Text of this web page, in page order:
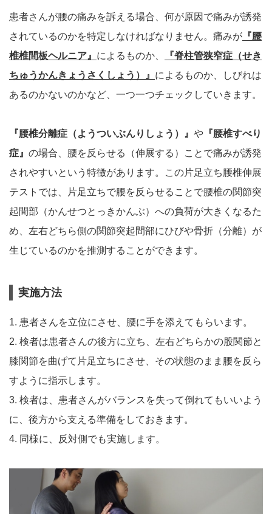
患者さんが腰の痛みを訴える場合、何が原因で痛みが誘発
されているのかを特定しなければなりません。痛みが 『腰
椎椎間板ヘルニア』 によるものか、
『脊柱管狭窄症（せき
ちゅうかんきょうさくしょう）』 によるものか、しびれは
あるのかないのかなど、一つ一つチェックしていきます。
『腰椎分離症（ようついぶんりしょう）』 や 『腰椎すべり
症』 の場合、腰を反らせる（伸展する）ことで痛みが誘発
されやすいという特徴があります。この片足立ち腰椎伸展
テストでは、片足立ちで腰を反らせることで腰椎の関節突
起間部（かんせつとっきかんぶ）への負荷が大きくなるた
め、左右どちら側の関節突起間部にひびや骨折（分離）が
生じているのかを推測することができます。
実施方法
1. 患者さんを立位にさせ、腰に手を添えてもらいます。
2. 検者は患者さんの後方に立ち、左右どちらかの股関節と
膝関節を曲げて片足立ちにさせ、その状態のまま腰を反ら
すように指示します。
3. 検者は、患者さんがバランスを失って倒れてもいいよう
に、後方から支える準備をしておきます。
4. 同様に、反対側でも実施します。